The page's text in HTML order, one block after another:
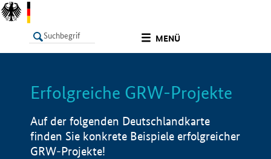
MENÜ
LISTE Info
Erfolgreiche GRW-Projekte
Auf der folgenden Deutschlandkarte
finden Sie konkrete Beispiele erfolgreicher
GRW-Projekte!